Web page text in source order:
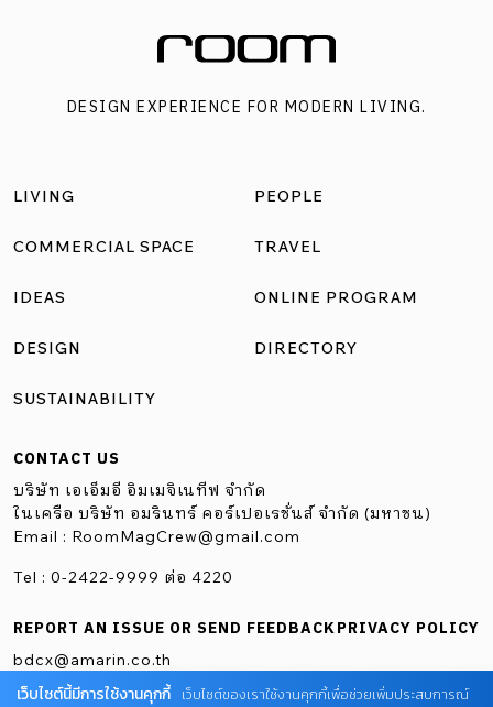
ทางวิถีชีวิตและวัฒนธรรมที่ได้ทำให้ตลาดแห่งนี้ลึกซึ้ง ทั้งราย
ยังคงมีชีวิตอยู่ต่อไป ตลาดของชุมชนแห่งนี้ มีที่มาจากการ
จากวัฒนธรรมดั้งเดิมของชาวไทยกะเหรี่ยงโผล่ว ที่มีความ
ให้กับชุมชน โดยทีมวิจัยจาก SoA+D Social Cultural Innovation
Lab คณะสถาปัตยกรรมศาสตร์และการออกแบบ มหาวิทยาลัย
สำนักงานศิลปวัฒนธรรมร่วมสมัย กระทรวงวัฒนธรรม โดยมี
วิจัยดังกล่าวได้เน้นการศึกษาวัฒนธรรมและภูมิปัญญาของชาว
ไทยกะเหรี่ยงโผล่ว ศึกษาตั้งแต่ขั้นตอนการทำไร่หมุนเวียนไป
จนถึงระบบขึงเชือกหุ่นไล่กาที่สะท้อนนวัตกรรมแบบ bottom-
up ของชุมชน ซึ่งเป็นวิถีชีวิตดั้งเดิมและหาได้ยากยิ่งแล้วใน
สังเกตพฤติกรรมและสภาพแวดล้อมรอบตัวของกลุ่มชุมชนใน
การศึกษาก่อนงานออกแบบร่วมด้วย ไม่ว่าจะเป็นพฤติกรรม
DESIGN EXPERIENCE FOR MODERN LIVING.
LIVING
COMMERCIAL SPACE
IDEAS
DESIGN
SUSTAINABILITY
PEOPLE
TRAVEL
ONLINE PROGRAM
DIRECTORY
CONTACT US
บริษัท เอเอ็มอี อิมเมจิเนทีฟ จำกัด
ในเครือ บริษัท อมรินทร์ คอร์เปอเรชั่นส์ จำกัด (มหาชน)
Email : RoomMagCrew@gmail.com
Tel : 0-2422-9999 ต่อ 4220
REPORT AN ISSUE OR SEND FEEDBACK
bdcx@amarin.co.th
PRIVACY POLICY
เว็บไซต์นี้มีการใช้งานคุกกี้ เว็บไซต์ของเราใช้งานคุกกี้เพื่อช่วยเพิ่มประสบการณ์